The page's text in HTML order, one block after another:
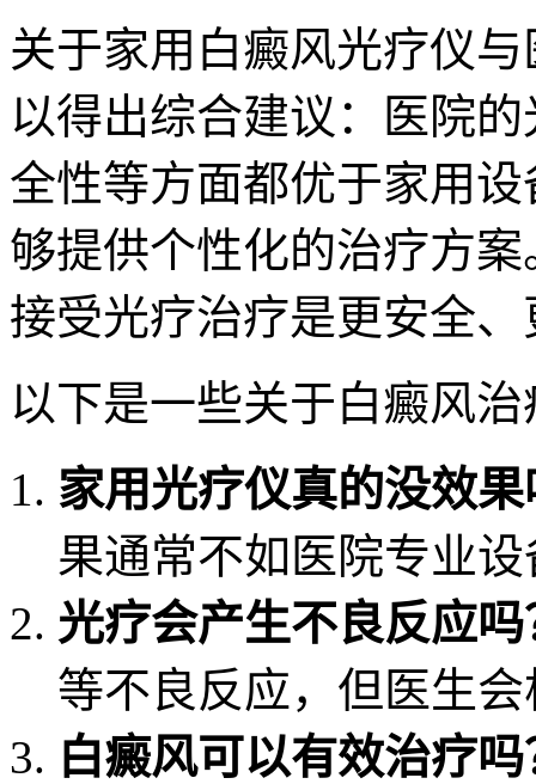
关于家用白癜风光疗仪
以得出综合建议：医院
全性等方面都优于家用
够提供个性化的治疗方
接受光疗治疗是更安全
以下是一些关于白癜风
家用光疗仪真的没效果
果通常不如医院专业
光疗会产生不良反应吗
等不良反应，但医生
白癜风可以有效治疗吗